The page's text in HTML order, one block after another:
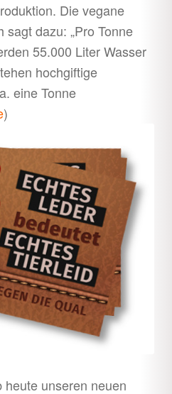
Die vegane
dazu: „Pro Tonne
55.000 Liter Wasser
hochgiftige
eine Tonne
)
unseren neuen